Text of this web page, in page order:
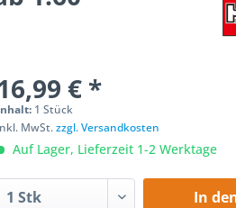
€ *
1 Stück
MwSt.zzgl. Versandkosten
Auf Lager, Lieferzeit 1-2 Werktage
In